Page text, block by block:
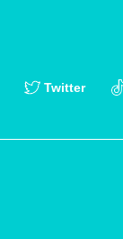
Twitter